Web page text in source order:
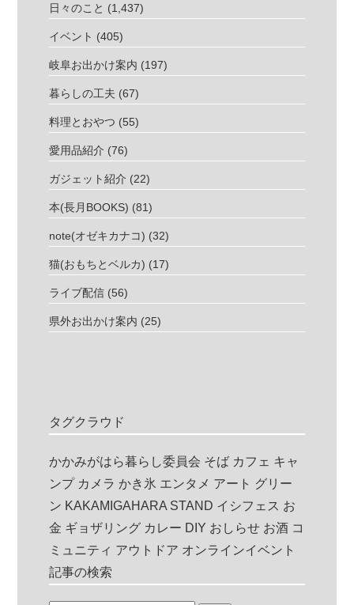
日々のこと (1,437)
イベント (405)
岐阜お出かけ案内 (197)
暮らしの工夫 (67)
料理とおやつ (55)
愛用品紹介 (76)
ガジェット紹介 (22)
本(長月BOOKS) (81)
note(オゼキカナコ) (32)
猫(おもちとベルカ) (17)
ライブ配信 (56)
県外お出かけ案内 (25)
タグクラウド
かかみがはら暮らし委員会 そば カフェ キャ
ンプ カメラ かき氷 エンタメ アート グリー
ン KAKAMIGAHARA STAND イシフェス お
金 ギョザリング カレー DIY おしらせ お酒 コ
ミュニティ アウトドア オンラインイベント
記事の検索